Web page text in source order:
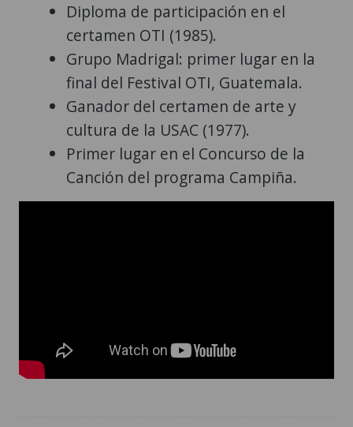
Diploma de participación en el
certamen OTI (1985).
Grupo Madrigal: primer lugar en la
final del Festival OTI, Guatemala.
Ganador del certamen de arte y
cultura de la USAC (1977).
Primer lugar en el Concurso de la
Canción del programa Campiña.